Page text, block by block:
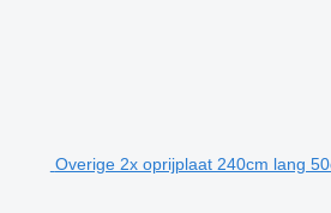
Overige 2x oprijplaat 240cm lang